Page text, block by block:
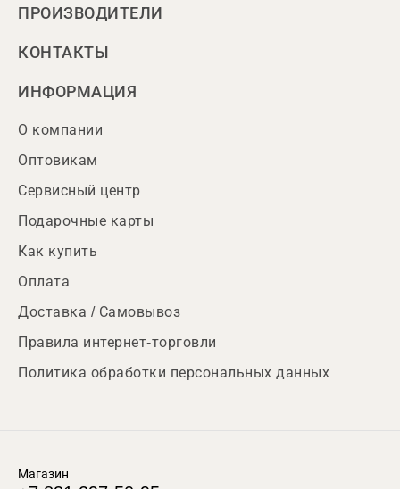
ПРОИЗВОДИТЕЛИ
КОНТАКТЫ
ИНФОРМАЦИЯ
О компании
Оптовикам
Сервисный центр
Подарочные карты
Как купить
Оплата
Доставка / Самовывоз
Правила интернет-торговли
Политика обработки персональных данных
Магазин